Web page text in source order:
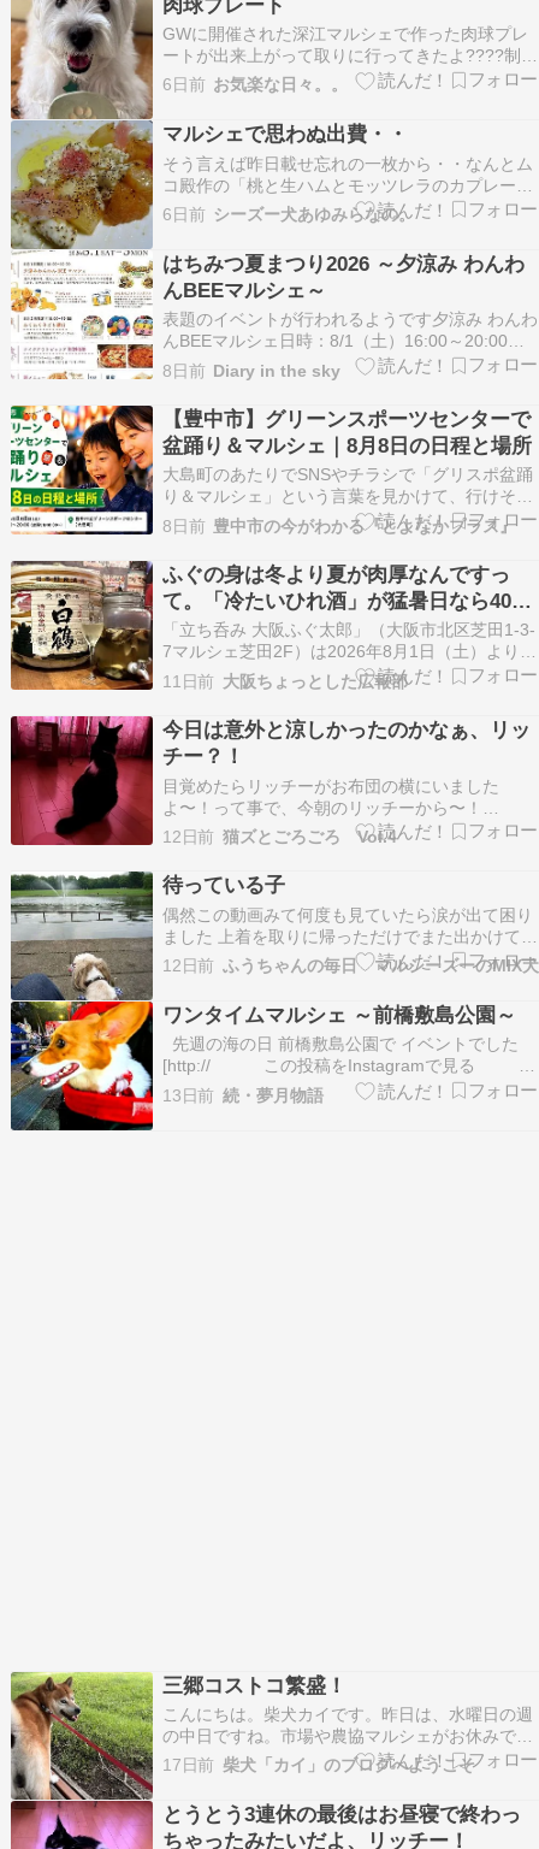
GWに開催された深江マルシェで作った肉球プレ
ートが出来上がって取りに行ってきたよ????制作
は動画のとおり難航して片手のみ半分の大きさに
なっちゃったけど出来上がったプレートは肉球も
くっきりわかるように色塗りされてて嬉しい☺️ ぽ
ちっと応援お願いします(^-^)/~
6日前 お気楽な日々。。
マルシェで思わぬ出費・・
そう言えば昨日載せ忘れの一枚から・・なんとム
コ殿作の「桃と生ハムとモッツレラのカプレー
ゼ」！残ってたので上様にとっておいたら最初は
え？桃？？と言ってたけどペロリと食べてありま
した硬い桃はサラダに入れたりするんだよねムコ
殿実家はもも園もやってて、、ムコが固いの好き
なので両方送ってく…
6日前 シーズー犬あゆみらなの。
はちみつ夏まつり2026 ～夕涼み わんわ
んBEEマルシェ～
表題のイベントが行われるようです夕涼み わんわ
んBEEマルシェ日時：8/1（土）16:00～20:00場
所：神戸養蜂場 この投稿をInstagramで見る 神戸
養蜂場(@kobe_beekeepers)がシェアした投稿に
ほんブログ村
8日前 Diary in the sky
【豊中市】グリーンスポーツセンターで
盆踊り＆マルシェ｜8月8日の日程と場所
大島町のあたりでSNSやチラシで「グリスポ盆踊
り＆マルシェ」という言葉を見かけて、行けそう
かどうか迷っている方もいるかもしれません。 地
域情報メディア「とよなかプラス」でエリアを担
当しているよしひとです。平日は北大阪のあ […]
8日前 豊中市の今がわかる『とよなかプラス』
ふぐの身は冬より夏が肉厚なんですっ
て。「冷たいひれ酒」が猛暑日なら40％
オフ、酷暑日なら70％オフ！
「立ち呑み 大阪ふぐ太郎」（大阪市北区芝田1-3-
7マルシェ芝田2F）は2026年8月1日（土）より期
間限定で、最高気温連動型サービス「冷たいひれ
酒でクールダウン大作戦」を実施します。白鶴と
共同開発した新感覚の「冷やしひれ酒」を大阪市
内の最高気温に応じてお得にお楽しみいただける
サ…
11日前 大阪ちょっとした広報部
今日は意外と涼しかったのかなぁ、リッ
チー？！
目覚めたらリッチーがお布団の横にいました
よ〜！って事で、今朝のリッチーから〜！
nojinyanが起きた後もワッフルのタオルケットを
満喫するリッチー(^◇^;)今日は自宅で在宅勤務で
す。午前中はキッチンの椅子の下で寝ていたリッ
チー！nojinyanお昼休みにはおやつをもらってお
手…
12日前 猫ズとごろごろ Vol.4
待っている子
偶然この動画みて何度も見ていたら涙が出て困り
ました 上着を取りに帰っただけでまた出かけてし
まった 出かけたと知った時のこの子の尻尾がゆっ
くりと下がってくる …… 同じ経験何度もありま
した 出ていく方も後ろ髪惹かれるけど 待ってい
た子はゆっくり尻尾が下がっていく きっとふうち
ゃん…
12日前 ふうちゃんの毎日 マルシーズーのMIX犬
ワンタイムマルシェ ～前橋敷島公園～
先週の海の日 前橋敷島公園で イベントでした
[http:// この投稿をInstagramで見る
ワンタイムマルシェ(@wontime_marche)
がシェアした投稿 ] 午後８時までなので ７時にお
13日前 続・夢月物語
三郷コストコ繁盛！
こんにちは。柴犬カイです。昨日は、水曜日の週
の中日ですね。市場や農協マルシェがお休みで久
しぶりにお隣り三郷のコストコへお買い物です。
レジ待ちの様子がこれですから、売り場の方も混
雑していました。この...
17日前 柴犬「カイ」のブログへようこそ
とうとう3連休の最後はお昼寝で終わっ
ちゃったみたいだよ、リッチー！